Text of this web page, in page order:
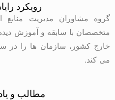
رویکرد رایان راهبرد
مدیریت منابع انسانی
با سابقه و آموزش دیده در
سازمان ها را در سفر بهبود
مطالب و یادداشت ها